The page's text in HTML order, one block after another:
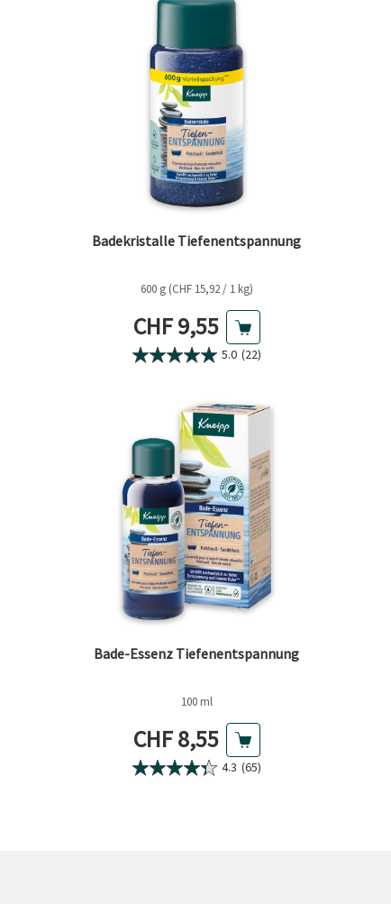
Badekristalle Tiefenentspannung
600 g (CHF 15,92 / 1 kg)
Aktueller Preis
CHF 9,55
5.0 (22)
Bade-Essenz Tiefenentspannung
100 ml
Aktueller Preis
CHF 8,55
4.3 (65)